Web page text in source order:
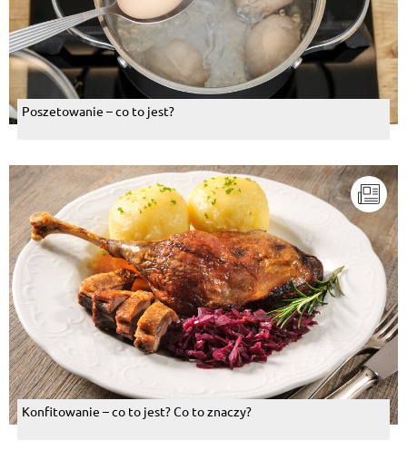
Poszetowanie – co to jest?
Konfitowanie – co to jest? Co to znaczy?